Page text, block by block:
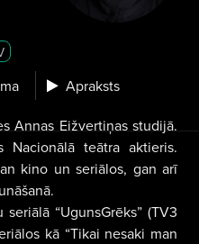
Apraksts
Annas Eižvertiņas studijā.
Nacionālā teātra aktieris.
kino un seriālos, gan arī
“UgunsGrēks” (TV3
kā “Tikai nesaki man